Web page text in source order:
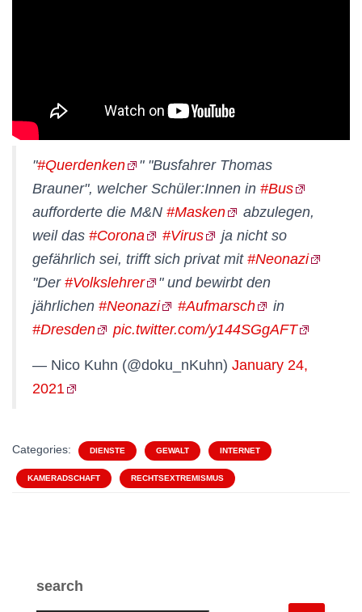
"#Querdenken
" "Busfahrer Thomas
Brauner", welcher Schüler:Innen in #Bus
aufforderte die M&N #Masken
abzulegen,
weil das #Corona #Virus
ja nicht so
gefährlich sei, trifft sich privat mit #Neonazi
"Der #Volkslehrer
" und bewirbt den
jährlichen #Neonazi #Aufmarsch
in
#Dresden
pic.twitter.com/y144SGgAFT
— Nico Kuhn (@doku_nKuhn) January 24,
2021
Categories: DIENSTE GEWALT INTERNET
KAMERADSCHAFT RECHTSEXTREMISMUS
search